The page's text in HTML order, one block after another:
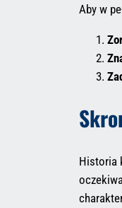
Aby w
Historia